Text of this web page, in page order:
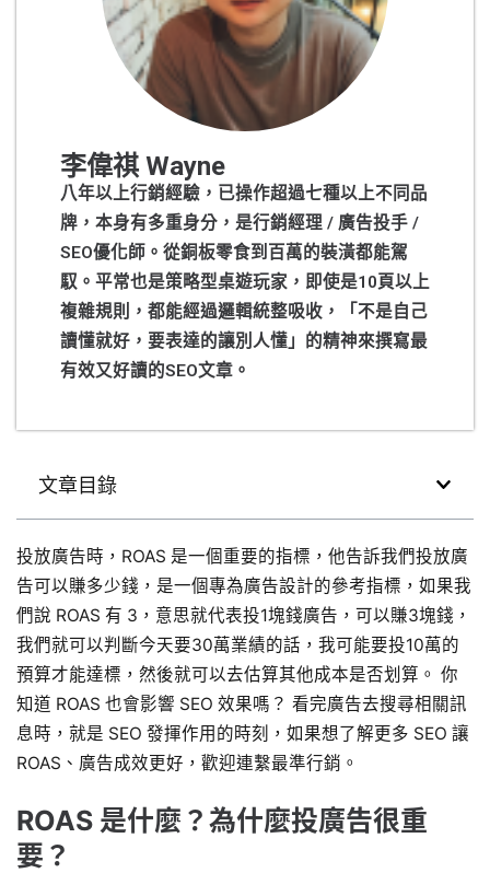
李偉祺 Wayne
八年以上行銷經驗，已操作超過七種以上不同品
牌，本身有多重身分，是行銷經理 / 廣告投手 /
SEO優化師。從銅板零食到百萬的裝潢都能駕
馭。平常也是策略型桌遊玩家，即使是10頁以上
複雜規則，都能經過邏輯統整吸收，「不是自己
讀懂就好，要表達的讓別人懂」的精神來撰寫最
有效又好讀的SEO文章。
文章目錄
投放廣告時，ROAS 是一個重要的指標，他告訴我們投放廣
告可以賺多少錢，是一個專為廣告設計的參考指標，如果我
們說 ROAS 有 3，意思就代表投1塊錢廣告，可以賺3塊錢，
我們就可以判斷今天要30萬業績的話，我可能要投10萬的
預算才能達標，然後就可以去估算其他成本是否划算。 你
知道 ROAS 也會影響 SEO 效果嗎？ 看完廣告去搜尋相關訊
息時，就是 SEO 發揮作用的時刻，如果想了解更多 SEO 讓
ROAS、廣告成效更好，歡迎連繫最準行銷。
ROAS 是什麼？為什麼投廣告很重
要？